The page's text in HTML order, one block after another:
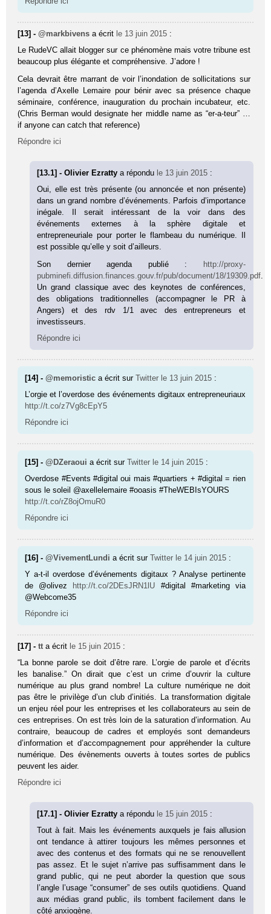
[13] -@markbivens a écrit le 13 juin 2015 :
Le RudeVC allait blogger sur ce phénomène mais votre tribune est
beaucoup plus élégante et compréhensive. J’adore !
Cela devrait être marrant de voir l’inondation de sollicitations sur
l’agenda d’Axelle Lemaire pour bénir avec sa présence chaque
séminaire, conférence, inauguration du prochain incubateur, etc.
(Chris Berman would designate her middle name as “er-a-teur” …
if anyone can catch that reference)
Répondre ici
[13.1] - Olivier Ezrattya répondu le 13 juin 2015 :
Oui, elle est très présente (ou annoncée et non présente)
dans un grand nombre d’événements. Parfois d’importance
inégale. Il serait intéressant de la voir dans des
événements externes à la sphère digitale et
entrepreneuriale pour porter le flambeau du numérique. Il
est possible qu’elle y soit d’ailleurs.
Son dernier agenda publié :
http://proxy-
pubminefi.diffusion.finances.gouv.fr/pub/document/18/19309.pdf
Un grand classique avec des keynotes de conférences,
des obligations traditionnelles (accompagner le PR à
Angers) et des rdv 1/1 avec des entrepreneurs et
investisseurs.
Répondre ici
[14] -@memoristic a écrit surTwitter le 13 juin 2015 :
L’orgie et l’overdose des événements digitaux entrepreneuriaux
http://t.co/z7Vg8cEpY5
Répondre ici
[15] -@DZeraoui a écrit surTwitter le 14 juin 2015 :
Overdose #Events #digital oui mais #quartiers + #digital = rien
sous le soleil @axellelemaire #ooasis #TheWEBIsYOURS
http://t.co/rZ8ojOmuR0
Répondre ici
[16] -@VivementLundi a écrit surTwitter le 14 juin 2015 :
Y a-t-il overdose d’événements digitaux ? Analyse pertinente
de @olivez
http://t.co/2DEsJRN1lU #digital #marketing via
@Webcome35
Répondre ici
[17] -tt a écrit le 15 juin 2015 :
“La bonne parole se doit d’être rare. L’orgie de parole et d’écrits
les banalise.” On dirait que c’est un crime d’ouvrir la culture
numérique au plus grand nombre! La culture numérique ne doit
pas être le privilège d’un club d’initiés. La transformation digitale
un enjeu réel pour les entreprises et les collaborateurs au sein de
ces entreprises. On est très loin de la saturation d’information. Au
contraire, beaucoup de cadres et employés sont demandeurs
d’information et d’accompagnement pour appréhender la culture
numérique. Des évènements ouverts à toutes sortes de publics
peuvent les aider.
Répondre ici
[17.1] - Olivier Ezrattya répondu le 15 juin 2015 :
Tout à fait. Mais les événements auxquels je fais allusion
ont tendance à attirer toujours les mêmes personnes et
avec des contenus et des formats qui ne se renouvellent
pas assez. Et le sujet n’arrive pas suffisamment dans le
grand public, qui ne peut aborder la question que sous
l’angle l’usage “consumer” de ses outils quotidiens. Quand
aux médias grand public, ils tombent facilement dans le
côté anxiogène.